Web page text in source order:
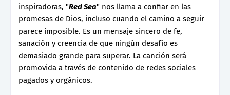
inspiradoras, "Red Sea" nos llama a confiar en las
promesas de Dios, incluso cuando el camino a seguir
parece imposible. Es un mensaje sincero de fe,
sanación y creencia de que ningún desafío es
demasiado grande para superar. La canción será
promovida a través de contenido de redes sociales
pagados y orgánicos.